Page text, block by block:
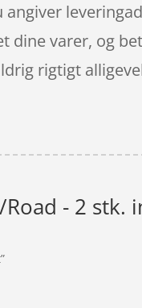
dine varer, og
rigtigt
- 2 stk.